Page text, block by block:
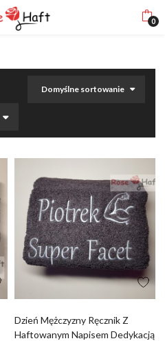
0
Domyślne sortowanie
Dzień Mężczyzny Ręcznik Z
Haftowanym Napisem Dedykacją